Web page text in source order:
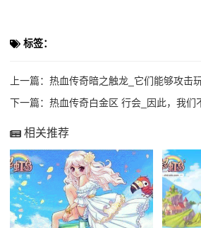
标签：
上一篇： 热血传奇暗之触龙_它们能够攻击玩家，
下一篇： 热血传奇白金区 行会_因此，我们不仅仅是在游戏中
相关推荐